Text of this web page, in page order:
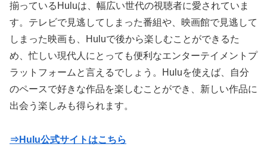
揃っているHuluは、幅広い世代の視聴者に愛されていま
す。テレビで見逃してしまった番組や、映画館で見逃して
しまった映画も、Huluで後から楽しむことができるた
め、忙しい現代人にとっても便利なエンターテイメントプ
ラットフォームと言えるでしょう。Huluを使えば、自分
のペースで好きな作品を楽しむことができ、新しい作品に
出会う楽しみも得られます。
⇒Hulu公式サイトはこちら